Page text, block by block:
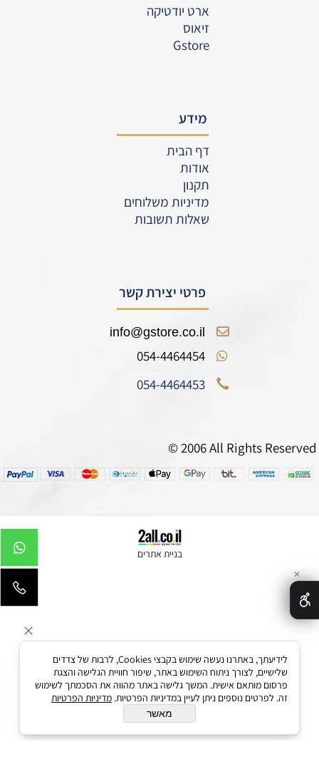
ארט יודטיקה
זיאוס
Gstore
מידע
דף הבית
אודות
תקנון
מדיניות משלוחים
שאלות תשובות
פרטי יצירת קשר
info@gstore.co.il
054-4464454
054-4464453
© 2006 All Rights Reserved
בניית אתרים
✕
לידיעתך, באתרנו נעשה שימוש בקבצי Cookies, לרבות של צדדים
שלישיים, לצורך ניתוח השימוש באתר, שיפור חוויית הגלישה והצגת
פרסום מותאם אישית. המשך גלישה באתר מהווה את הסכמתך לשימוש
זה. לפרטים נוספים ניתן לעיין במדיניות הפרטיות. מדיניות הפרטיות
מאשר